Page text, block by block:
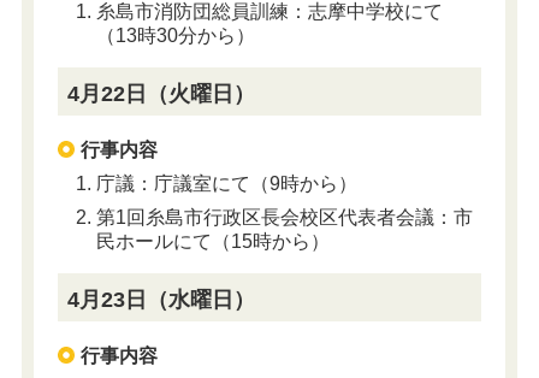
糸島市消防団総員訓練：志摩中学校にて
（13時30分から）
4月22日（火曜日）
行事内容
庁議：庁議室にて（9時から）
第1回糸島市行政区長会校区代表者会議：市
民ホールにて（15時から）
4月23日（水曜日）
行事内容